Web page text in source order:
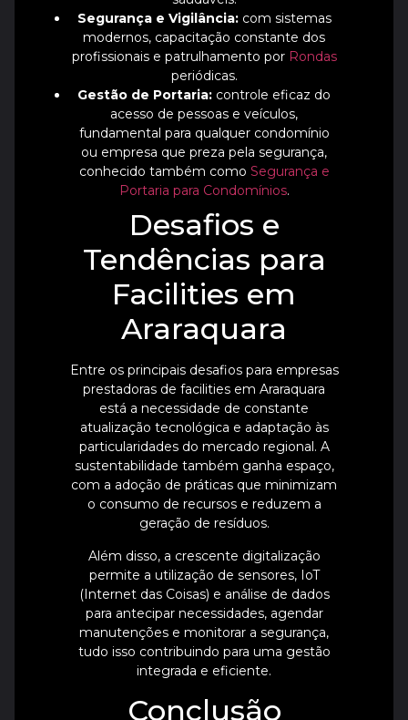
Segurança e Vigilância:com sistemas
modernos, capacitação constante dos
profissionais e patrulhamento por Rondas
periódicas.
Gestão de Portaria: controle eficaz do
acesso de pessoas e veículos,
fundamental para qualquer condomínio
ou empresa que preza pela segurança,
conhecido também como Segurança e
Portaria para Condomínios.
Desafios e
Tendências para
Facilities em
Araraquara
Entre os principais desafios para empresas
prestadoras de facilities em Araraquara
está a necessidade de constante
atualização tecnológica e adaptação às
particularidades do mercado regional. A
sustentabilidade também ganha espaço,
com a adoção de práticas que minimizam
o consumo de recursos e reduzem a
geração de resíduos.
Além disso, a crescente digitalização
permite a utilização de sensores, IoT
(Internet das Coisas) e análise de dados
para antecipar necessidades, agendar
manutenções e monitorar a segurança,
tudo isso contribuindo para uma gestão
integrada e eficiente.
Conclusão